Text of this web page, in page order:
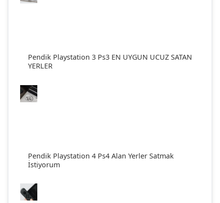
Pendik Playstation 3 Ps3 EN UYGUN UCUZ SATAN
YERLER
Pendik Playstation 4 Ps4 Alan Yerler Satmak
İstiyorum